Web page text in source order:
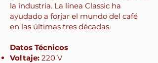
la industria. La línea Classic ha
ayudado a forjar el mundo del café
en las últimas tres décadas.
Datos Técnicos
Voltaje: 220 V